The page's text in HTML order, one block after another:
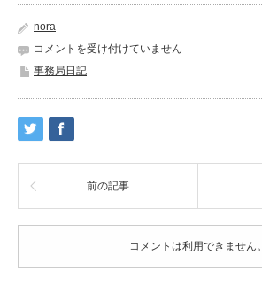
nora
や
む
や
ま
れ
思
い
コメントを受け付けていません
事務局日記
前の記事
コメントは利用できません。